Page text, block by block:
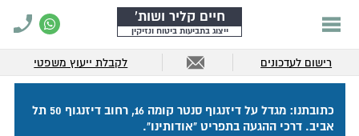
חיים קליר ושות'
ייצוג בתביעות ביטוח ונזיקין
רישום לעדכונים לקבלת ייעוץ משפטי
כתובתנו: מגדל על דיזנגוף סנטר קומה 16, רחוב דיזנגוף 50 תל
אביב. דרכי ההגעה בתפריט "אודותינו".